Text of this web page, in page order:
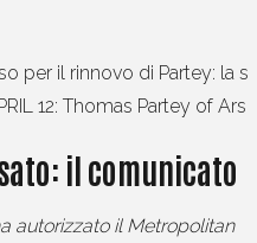
12: Thomas Partey of
il comunicato
autorizzato il Metropolitan